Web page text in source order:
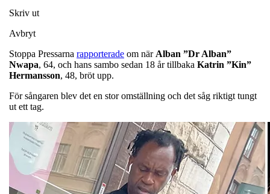
Skriv ut
Avbryt
Stoppa Pressarna rapporterade om när Alban ”Dr Alban”
Nwapa, 64, och hans sambo sedan 18 år tillbaka Katrin ”Kin”
Hermansson, 48, bröt upp.
För sångaren blev det en stor omställning och det såg riktigt tungt
ut ett tag.